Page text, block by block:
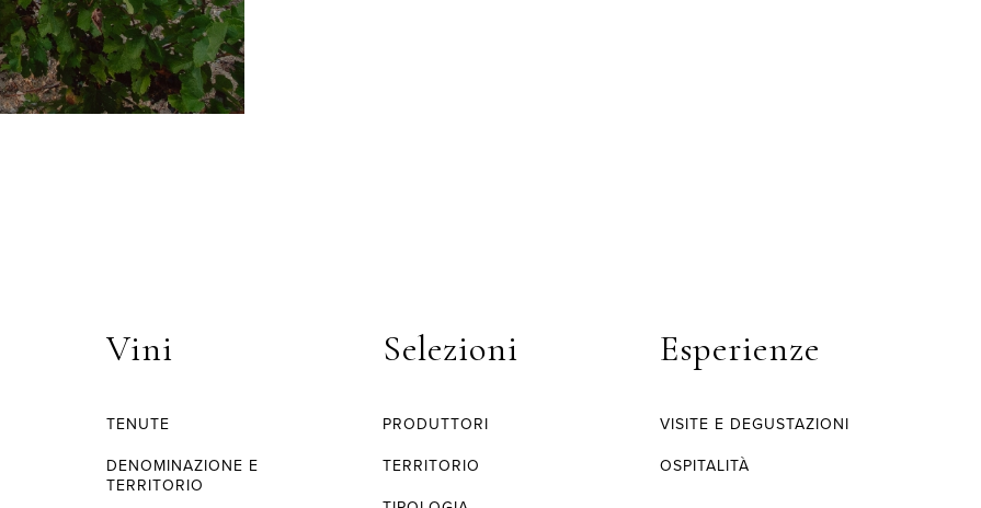
Vini
TENUTE
DENOMINAZIONE E
TERRITORIO
Selezioni
PRODUTTORI
TERRITORIO
Esperienze
VISITE E DEGUSTAZIONI
OSPITALITÀ